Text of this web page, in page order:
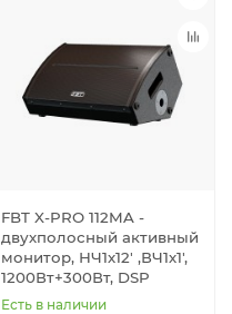
FBT X-PRO 112MA -
двухполосный активный
монитор, НЧ1х12' ,ВЧ1х1',
1200Вт+300Вт, DSP
Есть в наличии